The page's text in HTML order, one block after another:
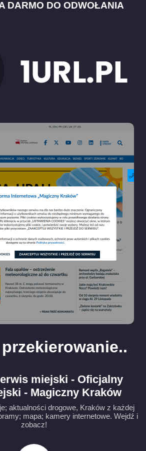
DARMO DO ODWOŁANIA
miejski - Oficjalny
- Magiczny Kraków
aktualności drogowe, Kraków z każdej
mapa; kamery internetowe. Wejdź i
zobacz!